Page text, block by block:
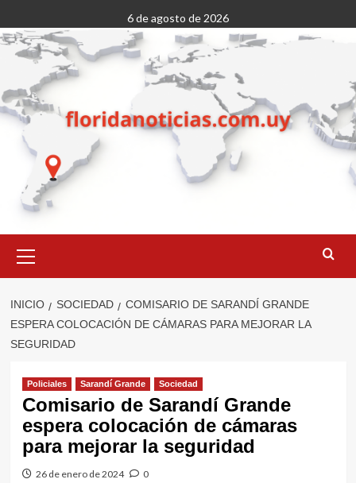
al
contenido
6 de agosto de 2026
primario
INICIO SOCIEDAD
COMISARIO DE SARANDÍ GRANDE
ESPERA COLOCACIÓN DE CÁMARAS PARA MEJORAR LA
SEGURIDAD
Policiales Sarandí Grande Sociedad
Comisario de Sarandí Grande
espera colocación de cámaras
para mejorar la seguridad
26 de enero de 2024 0